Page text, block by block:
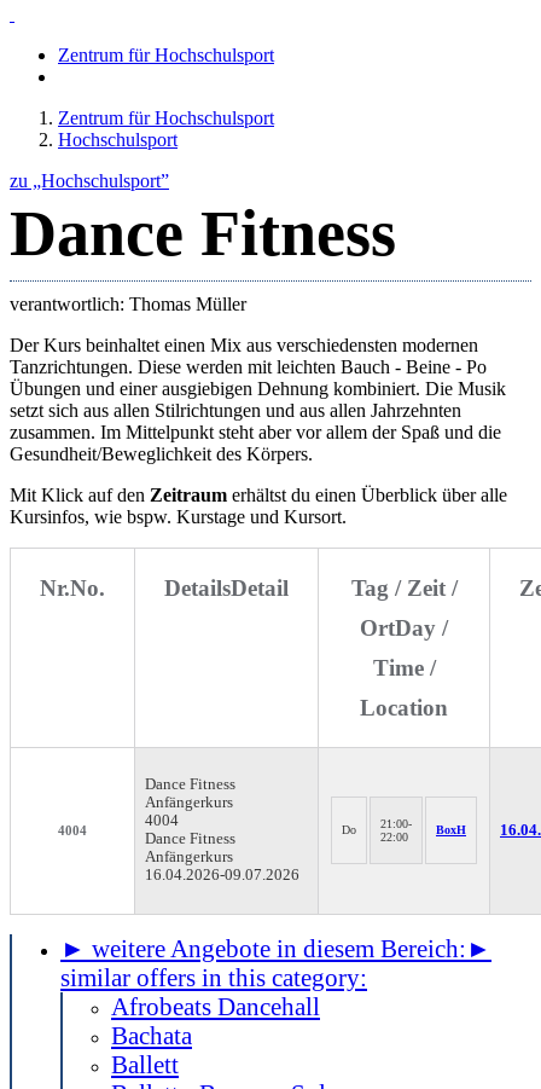
Zentrum für Hochschulsport
Zentrum für Hochschulsport
Hochschulsport
zu „Hochschulsport”
Dance Fitness
verantwortlich: Thomas Müller
Der Kurs beinhaltet einen Mix aus verschiedensten modernen
Tanzrichtungen. Diese werden mit leichten Bauch - Beine - Po
Übungen und einer ausgiebigen Dehnung kombiniert. Die Musik
setzt sich aus allen Stilrichtungen und aus allen Jahrzehnten
zusammen. Im Mittelpunkt steht aber vor allem der Spaß und die
Gesundheit/Beweglichkeit des Körpers.
Mit Klick auf den Zeitraum erhältst du einen Überblick über alle
Kursinfos, wie bspw. Kurstage und Kursort.
Nr.No. DetailsDetail
Tag / Zeit /
OrtDay /
Time /
Location
4004
Dance Fitness
Anfängerkurs
4004
Dance Fitness
Anfängerkurs
16.04.2026-09.07.2026
Do
21:00-
22:00
BoxH
► weitere Angebote in diesem Bereich: ►
similar offers in this category:
Afrobeats Dancehall
Bachata
Ballett